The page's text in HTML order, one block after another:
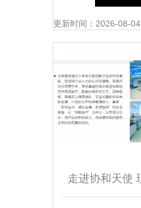
更新时间：2026-08-
走进协和天使